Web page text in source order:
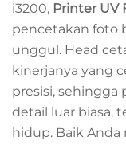
i3200, Printer UV
pencetakan foto
unggul. Head
kinerjanya yang
presisi,
detail luar biasa,
hidup. Baik